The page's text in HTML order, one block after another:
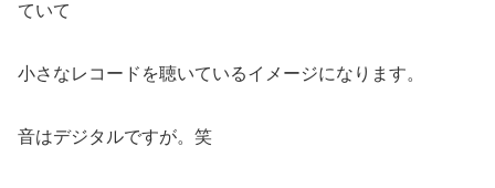
ていて
小さなレコードを聴いているイメージになります。
音はデジタルですが。笑